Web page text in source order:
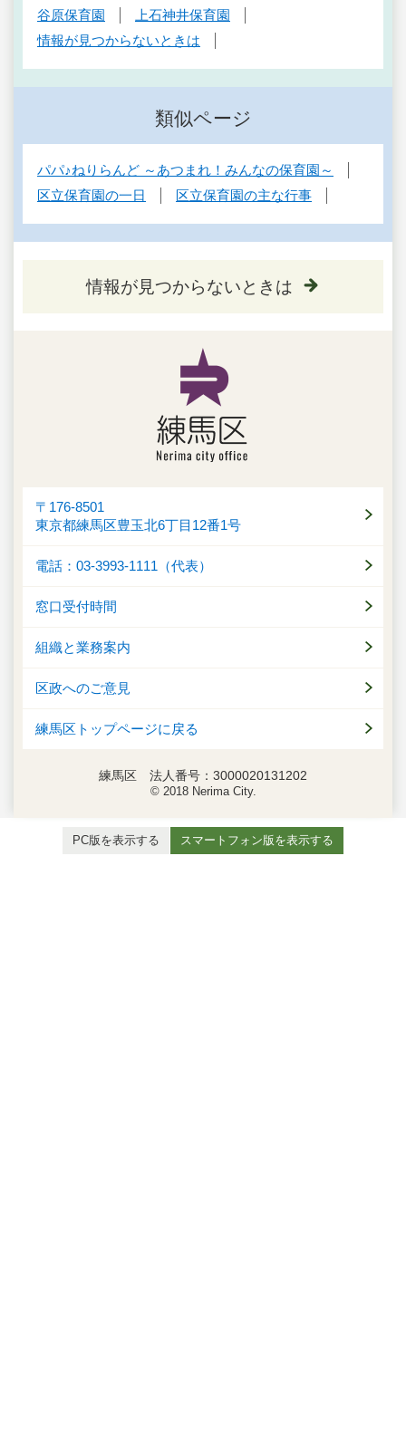
谷原保育園
上石神井保育園
情報が見つからないときは
類似ページ
パパ♪ねりらんど ～あつまれ！みんなの保育園～
区立保育園の一日
区立保育園の主な行事
情報が見つからないときは
〒176-8501
東京都練馬区豊玉北6丁目12番1号
電話：03-3993-1111（代表）
窓口受付時間
組織と業務案内
区政へのご意見
練馬区トップページに戻る
練馬区 法人番号：3000020131202
© 2018 Nerima City.
PC版を表示する スマートフォン版を表示する